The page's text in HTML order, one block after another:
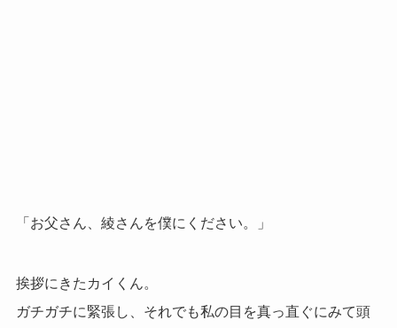
「お父さん、綾さんを僕にください。」
挨拶にきたカイくん。
ガチガチに緊張し、それでも私の目を真っ直ぐにみて頭